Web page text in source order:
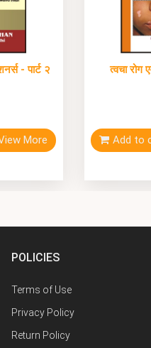
- पार्ट २
More
त्वचा रोग
Add to
POLICIES
Terms of Use
Privacy Policy
Return Policy